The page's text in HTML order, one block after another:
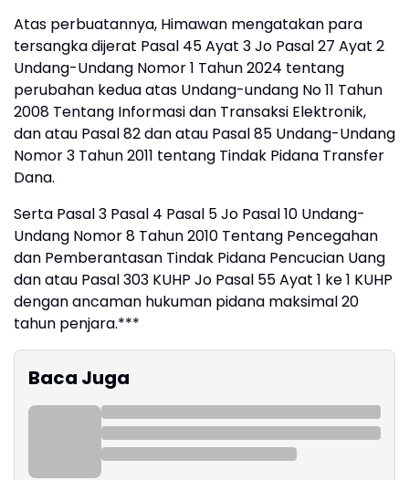
Atas perbuatannya, Himawan mengatakan para
tersangka dijerat Pasal 45 Ayat 3 Jo Pasal 27 Ayat 2
Undang-Undang Nomor 1 Tahun 2024 tentang
perubahan kedua atas Undang-undang No 11 Tahun
2008 Tentang Informasi dan Transaksi Elektronik,
dan atau Pasal 82 dan atau Pasal 85 Undang-Undang
Nomor 3 Tahun 2011 tentang Tindak Pidana Transfer
Dana.
Serta Pasal 3 Pasal 4 Pasal 5 Jo Pasal 10 Undang-
Undang Nomor 8 Tahun 2010 Tentang Pencegahan
dan Pemberantasan Tindak Pidana Pencucian Uang
dan atau Pasal 303 KUHP Jo Pasal 55 Ayat 1 ke 1 KUHP
dengan ancaman hukuman pidana maksimal 20
tahun penjara.***
Baca Juga